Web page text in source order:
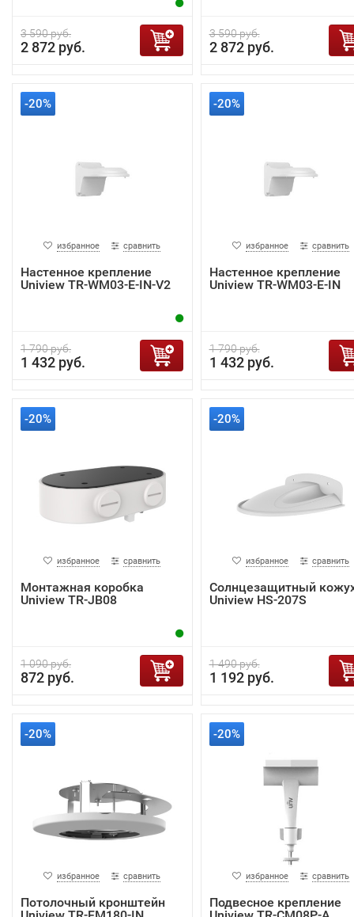
3 590 руб.
2 872 руб.
3 590 руб.
2 872 руб.
-20%
избранное сравнить
Настенное крепление
Uniview TR-WM03-E-IN-V2
1 790 руб.
1 432 руб.
-20%
избранное сравнить
Настенное крепление
Uniview TR-WM03-E-IN
1 790 руб.
1 432 руб.
-20%
избранное сравнить
Монтажная коробка
Uniview TR-JB08
1 090 руб.
872 руб.
-20%
избранное сравнить
Солнцезащитный
Uniview HS-207S
1 490 руб.
1 192 руб.
-20%
избранное сравнить
Потолочный кронштейн
-20%
избранное сравнить
Подвесное крепление